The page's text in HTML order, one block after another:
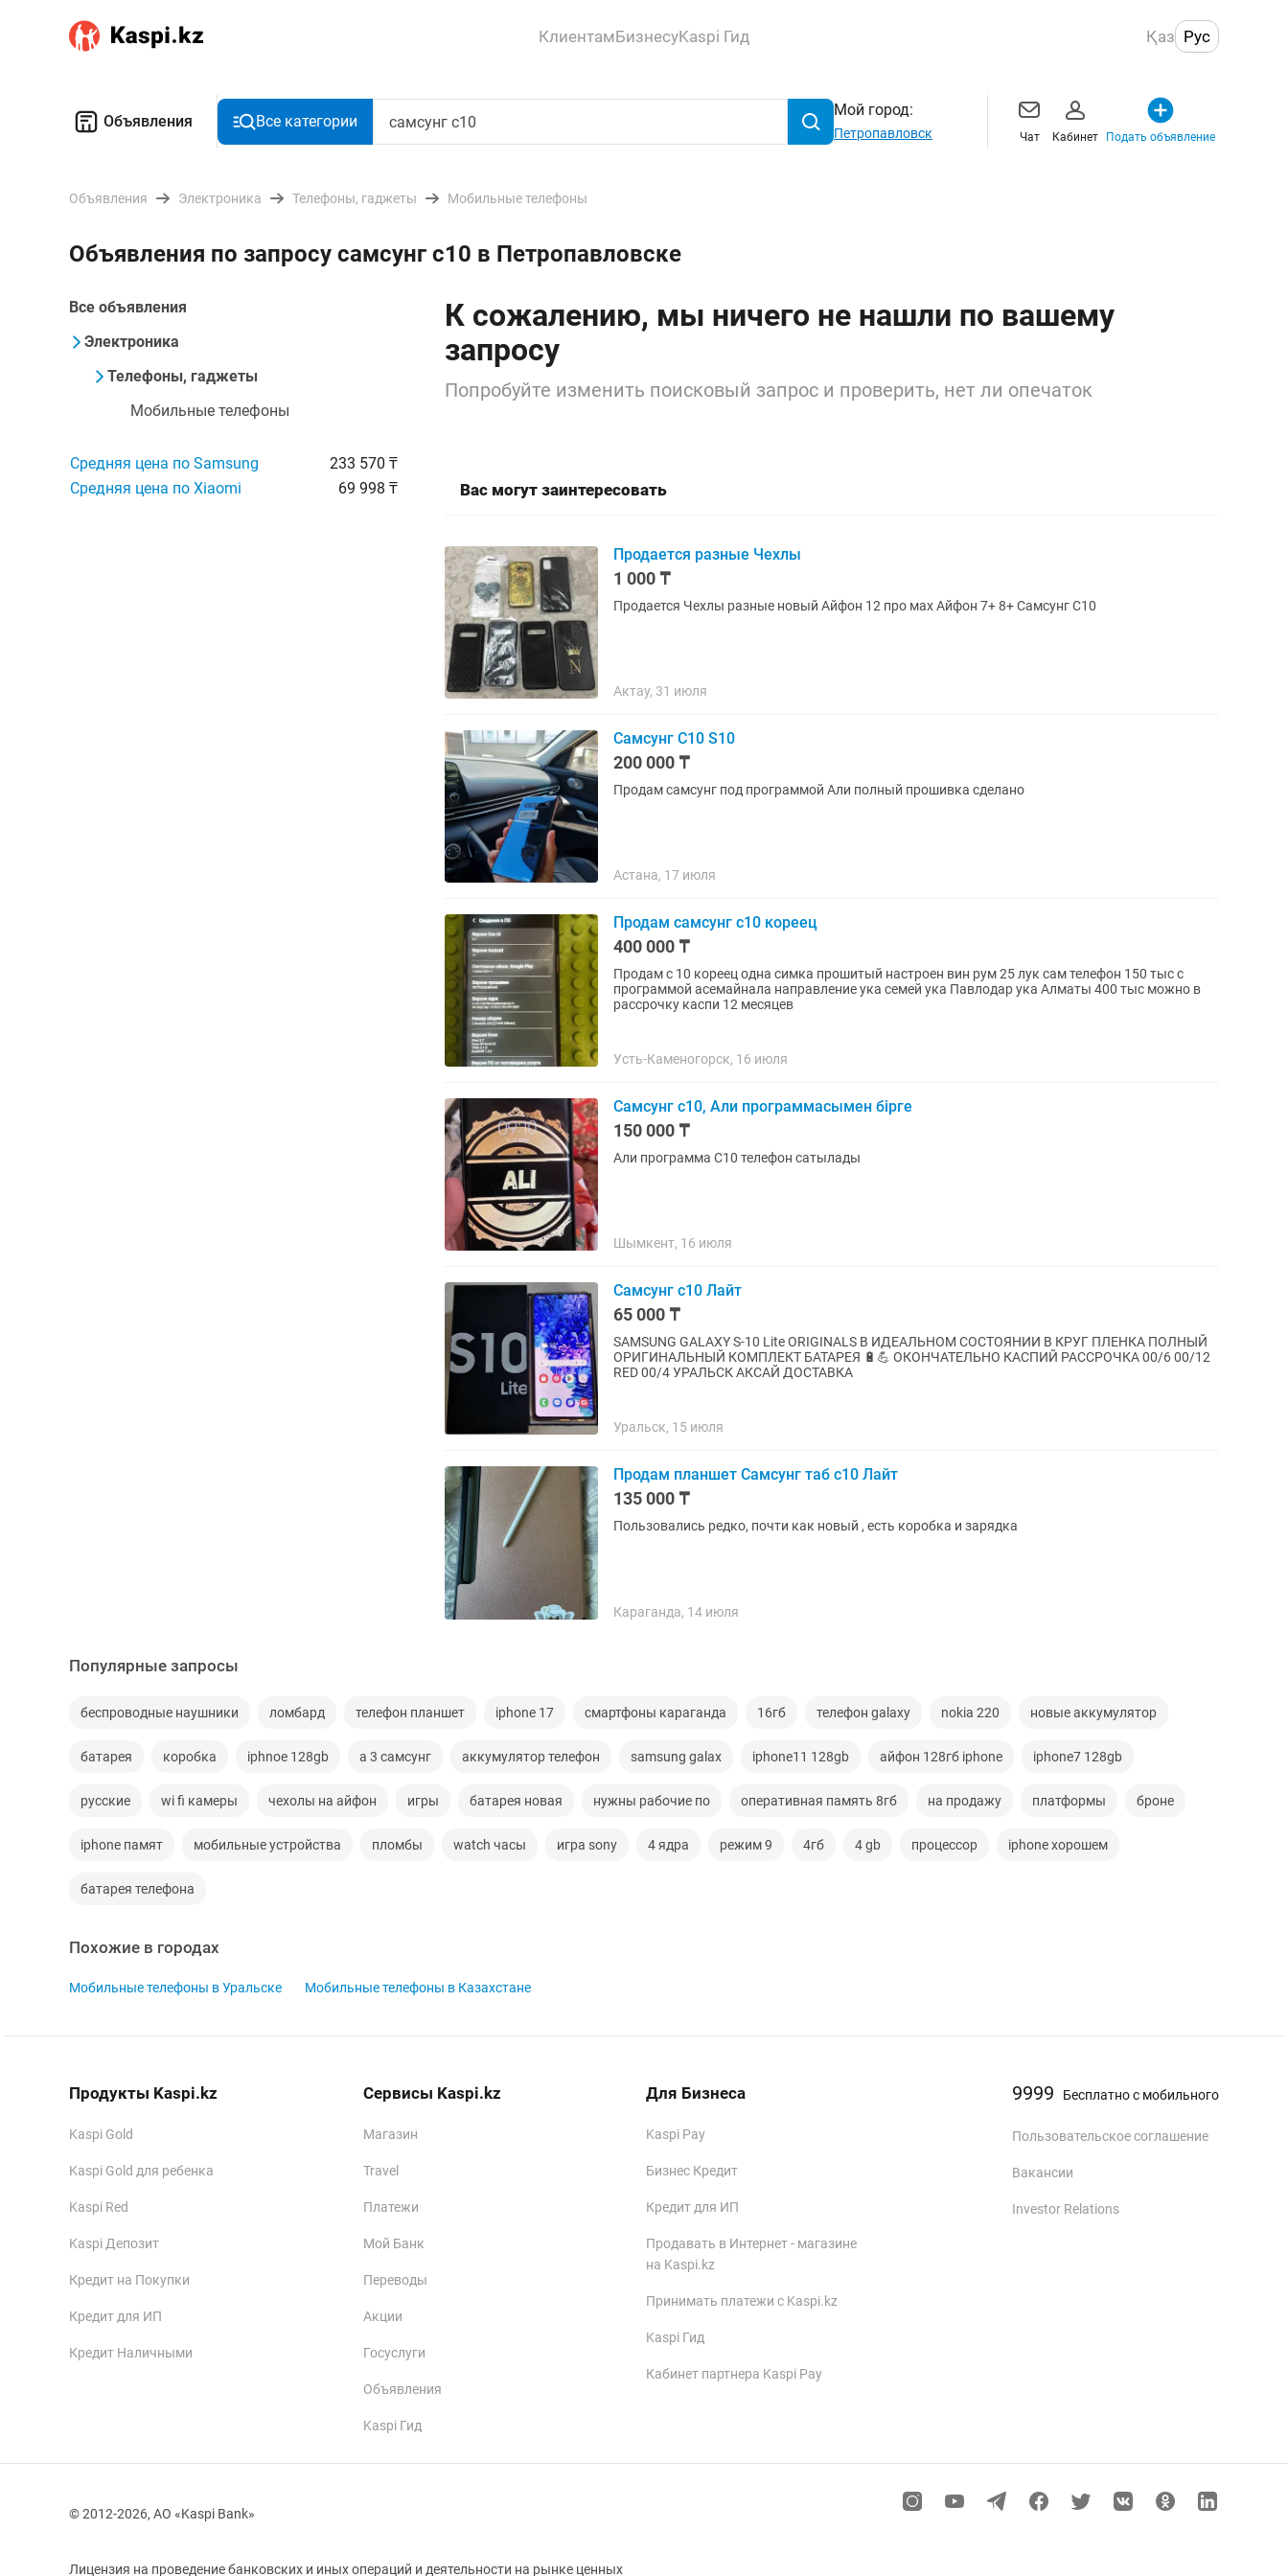
КлиентамБизнесуKaspi Гид Қаз Рус
Объявления Все категории
Мой город:
Петропавловск Чат Кабинет Подать объявление
Объявления Электроника Телефоны, гаджеты Мобильные телефоны
Объявления по запросу самсунг с10 в Петропавловске
Все объявления
Электроника
Телефоны, гаджеты
Мобильные телефоны
Средняя цена по Samsung
233 570 ₸
Средняя цена по Xiaomi
69 998 ₸
К сожалению, мы ничего не нашли по вашему
запросу
Попробуйте изменить поисковый запрос и проверить, нет ли опечаток
Вас могут заинтересовать
Продается разные Чехлы
1 000 ₸
Продается Чехлы разные новый Айфон 12 про мах Айфон 7+ 8+ Самсунг С10
Актау, 31 июля
Самсунг С10 S10
200 000 ₸
Продам самсунг под программой Али полный прошивка сделано
Астана, 17 июля
Продам самсунг с10 кореец
400 000 ₸
Продам с 10 кореец одна симка прошитый настроен вин рум 25 лук сам телефон 150 тыс с
программой асемайнала направление ука семей ука Павлодар ука Алматы 400 тыс можно в
рассрочку каспи 12 месяцев
Усть-Каменогорск, 16 июля
Самсунг с10, Али программасымен бірге
150 000 ₸
Али программа С10 телефон сатылады
Шымкент, 16 июля
Самсунг с10 Лайт
65 000 ₸
SAMSUNG GALAXY S-10 Lite ORIGINALS В ИДЕАЛЬНОМ СОСТОЯНИИ В КРУГ ПЛЕНКА ПОЛНЫЙ
ОРИГИНАЛЬНЫЙ КОМПЛЕКТ БАТАРЕЯ 🔋💪 ОКОНЧАТЕЛЬНО КАСПИЙ РАССРОЧКА 00/6 00/12
RED 00/4 УРАЛЬСК АКСАЙ ДОСТАВКА
Уральск, 15 июля
Продам планшет Самсунг таб с10 Лайт
135 000 ₸
Пользовались редко, почти как новый , есть коробка и зарядка
Караганда, 14 июля
Популярные запросы
беспроводные наушники ломбард телефон планшет iphone 17 смартфоны караганда 16гб телефон galaxy nokia 220 новые аккумулятор
батарея коробка iphnoe 128gb а 3 самсунг аккумулятор телефон samsung galax iphone11 128gb айфон 128гб iphone iphone7 128gb
русские wi fi камеры чехолы на айфон игры батарея новая нужны рабочие по оперативная память 8гб на продажу платформы броне
iphone памят мобильные устройства пломбы watch часы игра sony 4 ядра режим 9 4гб 4 gb процессор iphone хорошем
батарея телефона
Похожие в городах
Мобильные телефоны в Уральске Мобильные телефоны в Казахстане
Продукты Kaspi.kz
Kaspi Gold
Kaspi Gold для ребенка
Kaspi Red
Kaspi Депозит
Кредит на Покупки
Кредит для ИП
Кредит Наличными
Сервисы Kaspi.kz
Магазин
Travel
Платежи
Мой Банк
Переводы
Акции
Госуслуги
Объявления
Kaspi Гид
Для Бизнеса
Kaspi Pay
Бизнес Кредит
Кредит для ИП
Продавать в Интернет - магазине
на Kaspi.kz
Принимать платежи с Kaspi.kz
Kaspi Гид
Кабинет партнера Kaspi Pay
9999 Бесплатно с мобильного
Пользовательское соглашение
Вакансии
Investor Relations
© 2012-2026, АО «Kaspi Bank»
Лицензия на проведение банковских и иных операций и деятельности на рынке ценных